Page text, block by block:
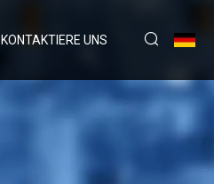
KONTAKTIERE UNS